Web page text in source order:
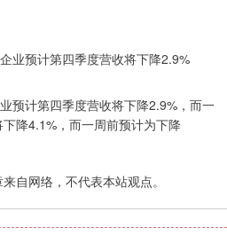
计第四季度营收将下降2.9%，而一
降4.1%，而一周前预计为下降
自网络，不代表本站观点。